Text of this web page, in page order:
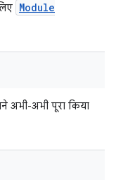
Module
अभी-अभी पूरा किया